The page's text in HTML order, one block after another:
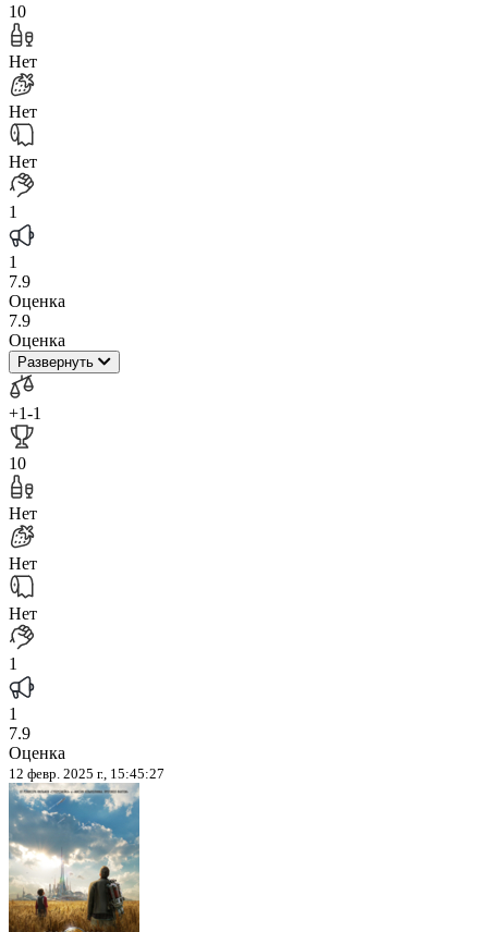
10
Нет
Нет
Нет
1
1
7.9
Оценка
7.9
Оценка
Развернуть
+1-1
10
Нет
Нет
Нет
1
1
7.9
Оценка
12 февр. 2025 г., 15:45:27